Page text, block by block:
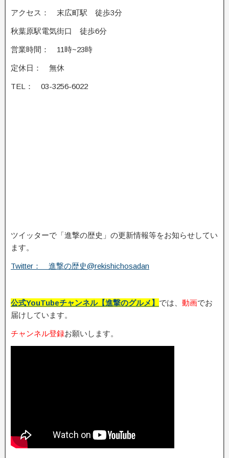
アクセス： 末広町駅 徒歩3分
秋葉原駅電気街口 徒歩6分
営業時間： 11時~23時
定休日： 無休
TEL： 03-3256-6022
ツイッターで「進撃の歴史」の更新情報等をお知らせしてい
ます。
Twitter： 進撃の歴史@rekishichosadan
公式YouTubeチャンネル【進撃のグルメ】 では、 動画でお
届けしています。
チャンネル登録お願いします。